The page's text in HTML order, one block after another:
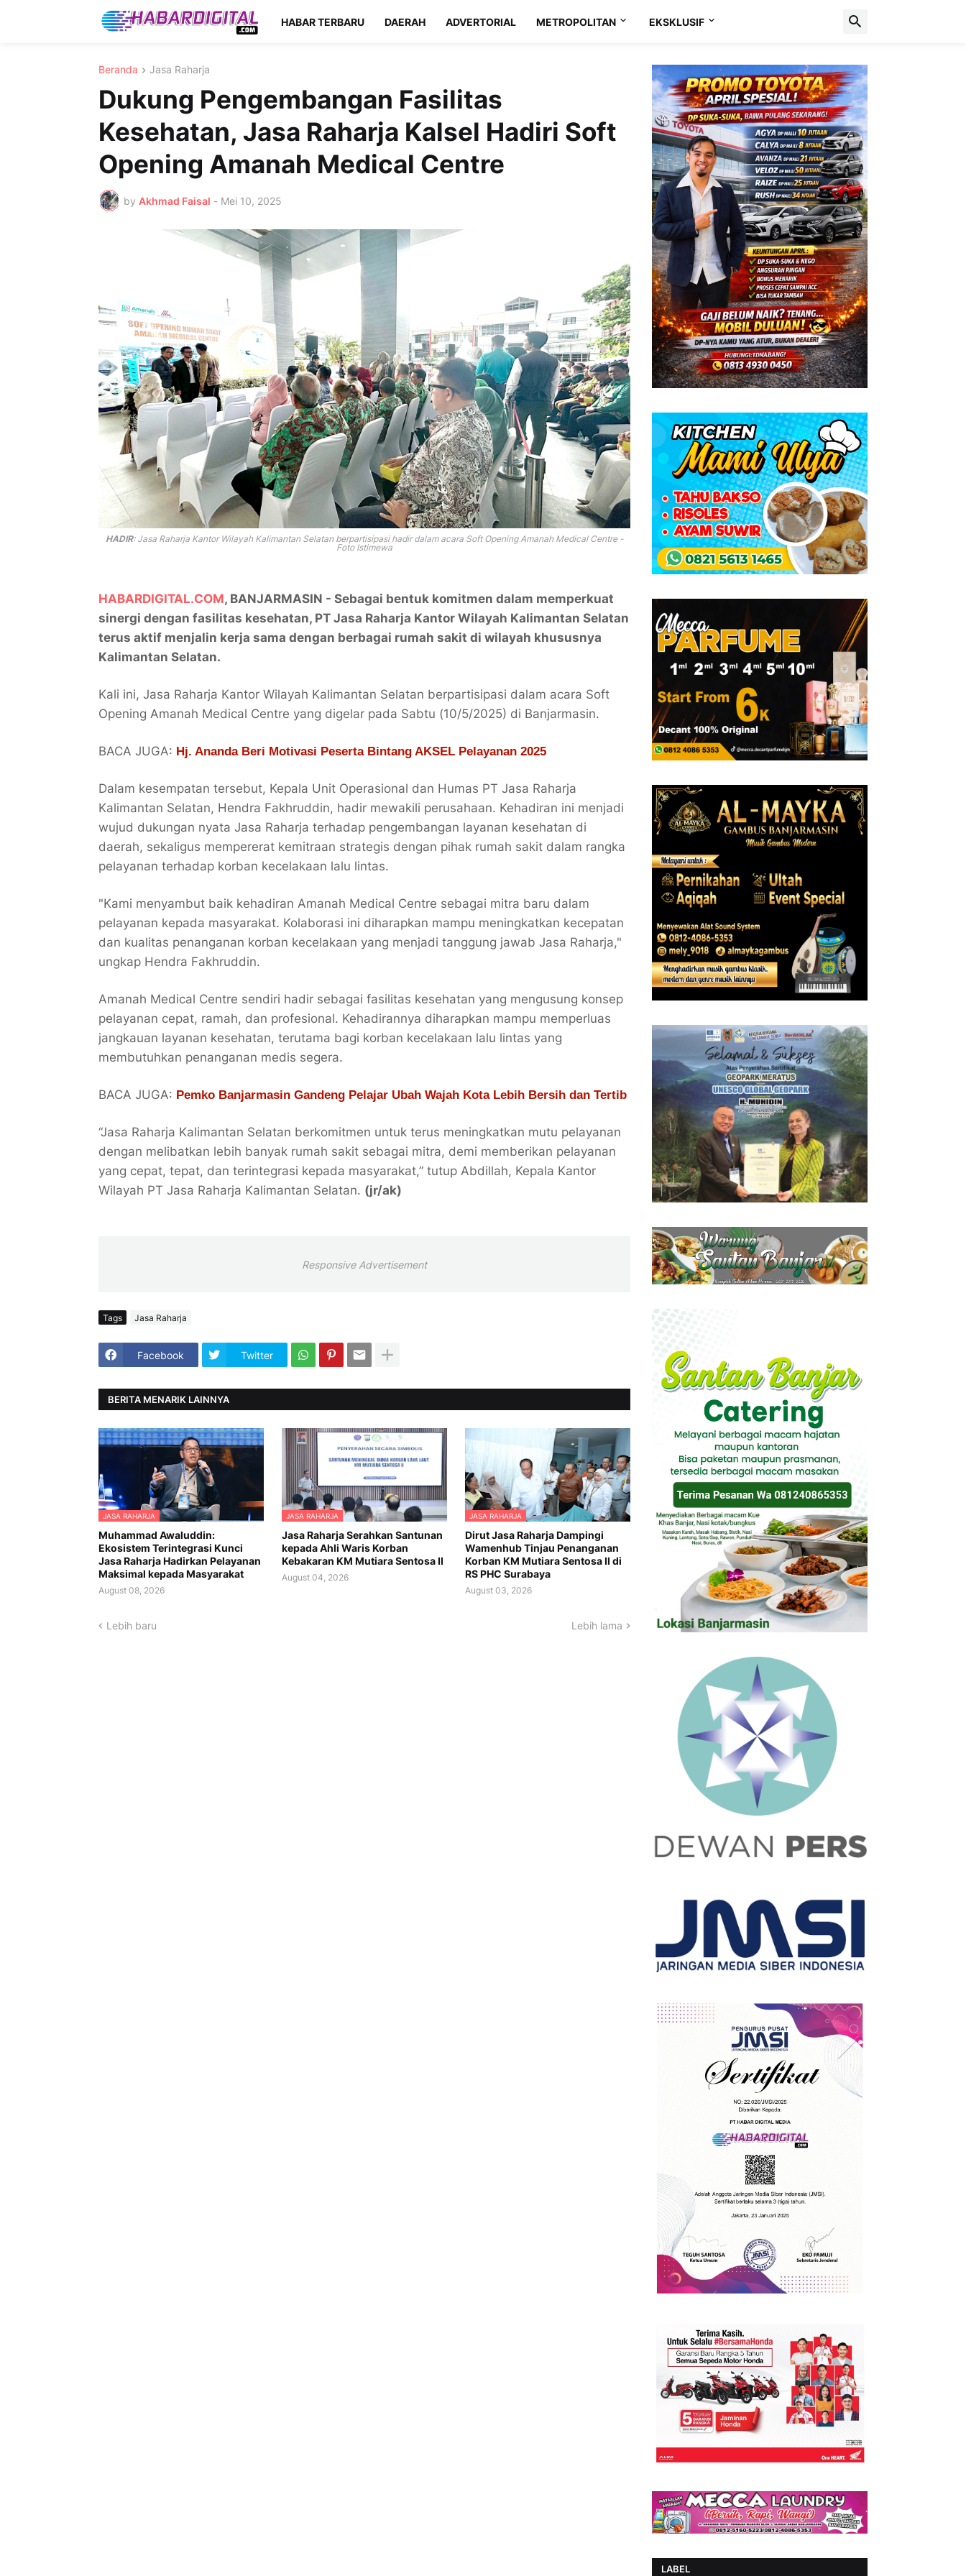
HABAR TERBARU DAERAH ADVERTORIAL METROPOLITAN EKSKLUSIF
Beranda Jasa Raharja
Dukung Pengembangan Fasilitas
Kesehatan, Jasa Raharja Kalsel Hadiri Soft
Opening Amanah Medical Centre
by Akhmad Faisal - Mei 10, 2025
HADIR: Jasa Raharja Kantor Wilayah Kalimantan Selatan berpartisipasi hadir dalam acara Soft Opening Amanah Medical Centre -
Foto Istimewa
HABARDIGITAL.COM, BANJARMASIN - Sebagai bentuk komitmen dalam memperkuat
sinergi dengan fasilitas kesehatan, PT Jasa Raharja Kantor Wilayah Kalimantan Selatan
terus aktif menjalin kerja sama dengan berbagai rumah sakit di wilayah khususnya
Kalimantan Selatan.
Kali ini, Jasa Raharja Kantor Wilayah Kalimantan Selatan berpartisipasi dalam acara Soft
Opening Amanah Medical Centre yang digelar pada Sabtu (10/5/2025) di Banjarmasin.
BACA JUGA: Hj. Ananda Beri Motivasi Peserta Bintang AKSEL Pelayanan 2025
Dalam kesempatan tersebut, Kepala Unit Operasional dan Humas PT Jasa Raharja
Kalimantan Selatan, Hendra Fakhruddin, hadir mewakili perusahaan. Kehadiran ini menjadi
wujud dukungan nyata Jasa Raharja terhadap pengembangan layanan kesehatan di
daerah, sekaligus mempererat kemitraan strategis dengan pihak rumah sakit dalam rangka
pelayanan terhadap korban kecelakaan lalu lintas.
"Kami menyambut baik kehadiran Amanah Medical Centre sebagai mitra baru dalam
pelayanan kepada masyarakat. Kolaborasi ini diharapkan mampu meningkatkan kecepatan
dan kualitas penanganan korban kecelakaan yang menjadi tanggung jawab Jasa Raharja,"
ungkap Hendra Fakhruddin.
Amanah Medical Centre sendiri hadir sebagai fasilitas kesehatan yang mengusung konsep
pelayanan cepat, ramah, dan profesional. Kehadirannya diharapkan mampu memperluas
jangkauan layanan kesehatan, terutama bagi korban kecelakaan lalu lintas yang
membutuhkan penanganan medis segera.
BACA JUGA: Pemko Banjarmasin Gandeng Pelajar Ubah Wajah Kota Lebih Bersih dan Tertib
“Jasa Raharja Kalimantan Selatan berkomitmen untuk terus meningkatkan mutu pelayanan
dengan melibatkan lebih banyak rumah sakit sebagai mitra, demi memberikan pelayanan
yang cepat, tepat, dan terintegrasi kepada masyarakat,” tutup Abdillah, Kepala Kantor
Wilayah PT Jasa Raharja Kalimantan Selatan. (jr/ak)
Responsive Advertisement
Tags Jasa Raharja
Facebook Twitter
BERITA MENARIK LAINNYA
JASA RAHARJA
Muhammad Awaluddin:
Ekosistem Terintegrasi Kunci
Jasa Raharja Hadirkan Pelayanan
Maksimal kepada Masyarakat
August 08, 2026
JASA RAHARJA
Jasa Raharja Serahkan Santunan
kepada Ahli Waris Korban
Kebakaran KM Mutiara Sentosa II
August 04, 2026
JASA RAHARJA
Dirut Jasa Raharja Dampingi
Wamenhub Tinjau Penanganan
Korban KM Mutiara Sentosa II di
RS PHC Surabaya
August 03, 2026
Lebih baru Lebih lama
LABEL